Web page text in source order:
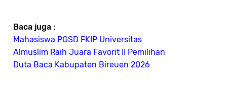
Baca juga :
Mahasiswa PGSD FKIP Universitas
Almuslim Raih Juara Favorit II Pemilihan
Duta Baca Kabupaten Bireuen 2026